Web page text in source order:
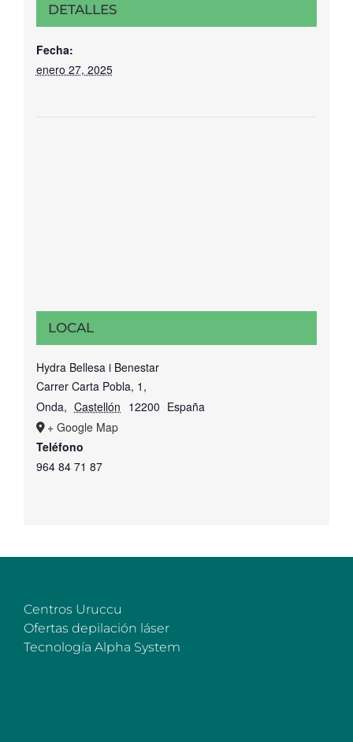
DETALLES
Fecha:
enero 27, 2025
LOCAL
Hydra Bellesa i Benestar
Carrer Carta Pobla, 1,
Onda, Castellón 12200 España
+ Google Map
Teléfono
964 84 71 87
Centros Uruccu
Ofertas depilación láser
Tecnología Alpha System